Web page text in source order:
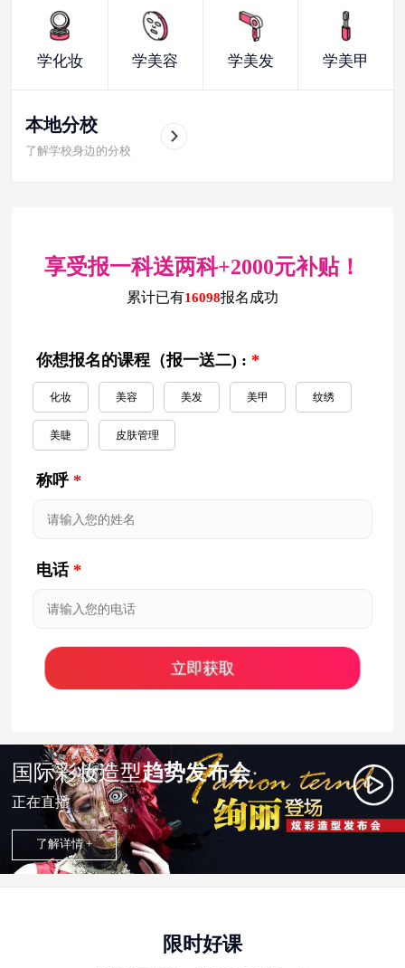
学化妆 学美容 学美发 学美甲
本地分校
了解学校身边的分校
享受报一科送两科+2000元补贴！
累计已有16098报名成功
你想报名的课程（报一送二) : *
化妆 美容 美发 美甲 纹绣
美睫 皮肤管理
称呼 *
电话 *
国际彩妆造型趋势发布会
正在直播
了解详情 +
限时好课